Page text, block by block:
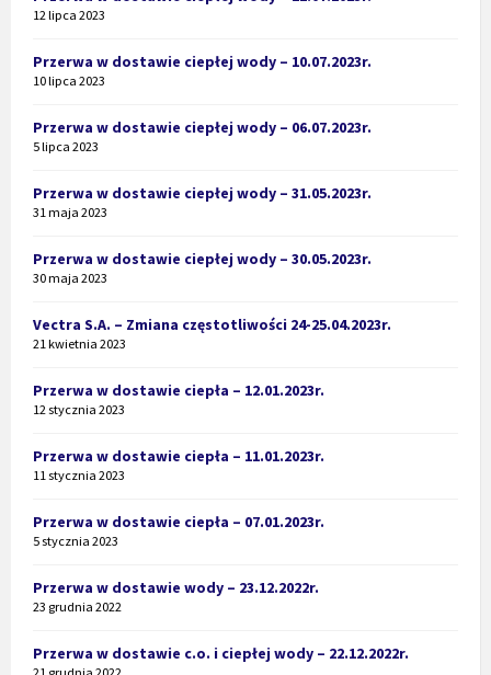
12 lipca 2023
Przerwa w dostawie ciepłej wody – 10.07.2023r.
10 lipca 2023
Przerwa w dostawie ciepłej wody – 06.07.2023r.
5 lipca 2023
Przerwa w dostawie ciepłej wody – 31.05.2023r.
31 maja 2023
Przerwa w dostawie ciepłej wody – 30.05.2023r.
30 maja 2023
Vectra S.A. – Zmiana częstotliwości 24-25.04.2023r.
21 kwietnia 2023
Przerwa w dostawie ciepła – 12.01.2023r.
12 stycznia 2023
Przerwa w dostawie ciepła – 11.01.2023r.
11 stycznia 2023
Przerwa w dostawie ciepła – 07.01.2023r.
5 stycznia 2023
Przerwa w dostawie wody – 23.12.2022r.
23 grudnia 2022
Przerwa w dostawie c.o. i ciepłej wody – 22.12.2022r.